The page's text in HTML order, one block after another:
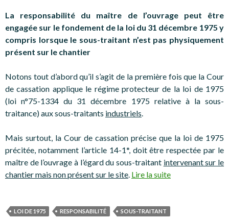
La responsabilité du maître de l’ouvrage peut être
engagée sur le fondement de la loi du 31 décembre 1975 y
compris lorsque le sous-traitant n’est pas physiquement
présent sur le chantier
Notons tout d’abord qu’il s’agit de la première fois que la Cour
de cassation applique le régime protecteur de la loi de 1975
(loi n°75-1334 du 31 décembre 1975 relative à la sous-
traitance) aux sous-traitants industriels.
Mais surtout, la Cour de cassation précise que la loi de 1975
précitée, notamment l’article 14-1*, doit être respectée par le
maître de l’ouvrage à l’égard du sous-traitant intervenant sur le
chantier mais non présent sur le site. Lire la suite
LOI DE 1975 RESPONSABILITÉ SOUS-TRAITANT